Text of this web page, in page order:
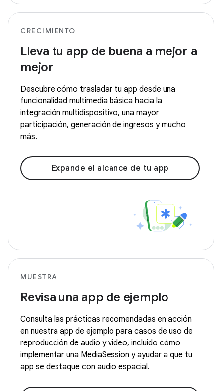
CRECIMIENTO
Lleva tu app de buena a mejor a
mejor
Descubre cómo trasladar tu app desde una
funcionalidad multimedia básica hacia la
integración multidispositivo, una mayor
participación, generación de ingresos y mucho
más.
Expande el alcance de tu app
MUESTRA
Revisa una app de ejemplo
Consulta las prácticas recomendadas en acción
en nuestra app de ejemplo para casos de uso de
reproducción de audio y video, incluido cómo
implementar una MediaSession y ayudar a que tu
app se destaque con audio espacial.